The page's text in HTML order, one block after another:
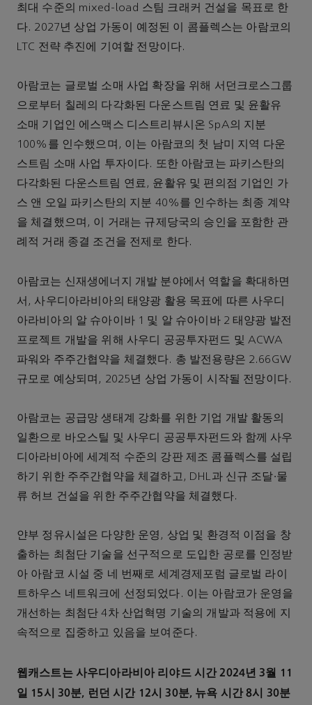
최대 수준의 mixed-load 스팀 크래커 건설을 목표로 한
다. 2027년 상업 가동이 예정된 이 콤플렉스는 아람코의
LTC 전략 추진에 기여할 전망이다.
아람코는 글로벌 소매 사업 확장을 위해 서던크로스그룹
으로부터 칠레의 다각화된 다운스트림 연료 및 윤활유
소매 기업인 에스맥스 디스트리뷰시온 SpA의 지분
100%를 인수했으며, 이는 아람코의 첫 남미 지역 다운
스트림 소매 사업 투자이다. 또한 아람코는 파키스탄의
다각화된 다운스트림 연료, 윤활유 및 편의점 기업인 가
스 앤 오일 파키스탄의 지분 40%를 인수하는 최종 계약
을 체결했으며, 이 거래는 규제당국의 승인을 포함한 관
례적 거래 종결 조건을 전제로 한다.
아람코는 신재생에너지 개발 분야에서 역할을 확대하면
서, 사우디아라비아의 태양광 활용 목표에 따른 사우디
아라비아의 알 슈아이바 1 및 알 슈아이바 2 태양광 발전
프로젝트 개발을 위해 사우디 공공투자펀드 및 ACWA
파워와 주주간협약을 체결했다. 총 발전용량은 2.66GW
규모로 예상되며, 2025년 상업 가동이 시작될 전망이다.
아람코는 공급망 생태계 강화를 위한 기업 개발 활동의
일환으로 바오스틸 및 사우디 공공투자펀드와 함께 사우
디아라비아에 세계적 수준의 강판 제조 콤플렉스를 설립
하기 위한 주주간협약을 체결하고, DHL과 신규 조달∙물
류 허브 건설을 위한 주주간협약을 체결했다.
얀부 정유시설은 다양한 운영, 상업 및 환경적 이점을 창
출하는 최첨단 기술을 선구적으로 도입한 공로를 인정받
아 아람코 시설 중 네 번째로 세계경제포럼 글로벌 라이
트하우스 네트워크에 선정되었다. 이는 아람코가 운영을
개선하는 최첨단 4차 산업혁명 기술의 개발과 적용에 지
속적으로 집중하고 있음을 보여준다.
웹캐스트는 사우디아라비아 리야드 시간 2024년 3월 11
일 15시 30분, 런던 시간 12시 30분, 뉴욕 시간 8시 30분